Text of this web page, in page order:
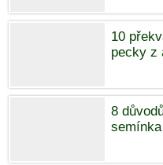
10
pecky z
8
semínka